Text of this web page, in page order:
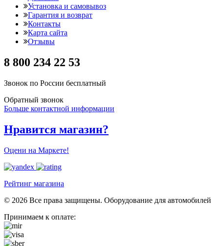
Установка и самовывоз
Гарантия и возврат
Контакты
Карта сайта
Отзывы
8 800 234 22 53
Звонок по России бесплатный
Обратный звонок
Больше контактной информации
Нравится магазин?
Оцени на Маркете!
Рейтинг магазина
© 2026 Все права защищены. Оборудование для автомобилей
Принимаем к оплате: